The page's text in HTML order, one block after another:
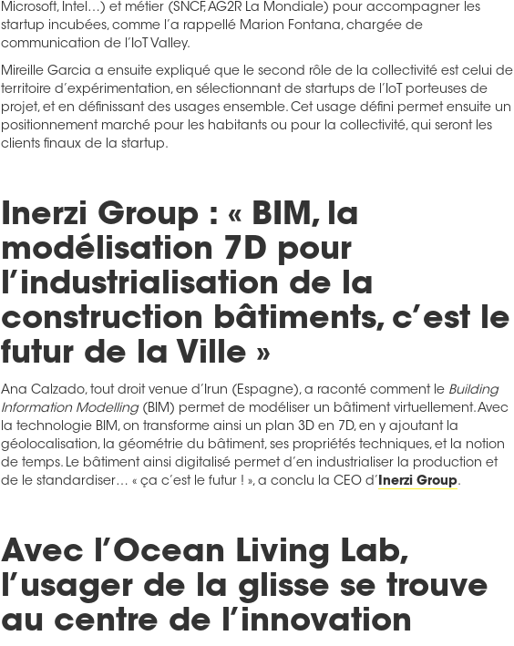
Microsoft, Intel…) et métier (SNCF, AG2R La Mondiale) pour accompagner les
startup incubées, comme l’a rappellé Marion Fontana, chargée de
communication de l’IoT Valley.
Mireille Garcia a ensuite expliqué que le second rôle de la collectivité est celui de
territoire d’expérimentation, en sélectionnant de startups de l’IoT porteuses de
projet, et en définissant des usages ensemble. Cet usage défini permet ensuite un
positionnement marché pour les habitants ou pour la collectivité, qui seront les
clients finaux de la startup.
Inerzi Group : « BIM, la
modélisation 7D pour
l’industrialisation de la
construction bâtiments, c’est le
futur de la Ville »
Ana Calzado, tout droit venue d’Irun (Espagne), a raconté comment le Building
Information Modelling (BIM) permet de modéliser un bâtiment virtuellement. Avec
la technologie BIM, on transforme ainsi un plan 3D en 7D, en y ajoutant la
géolocalisation, la géométrie du bâtiment, ses propriétés techniques, et la notion
de temps. Le bâtiment ainsi digitalisé permet d’en industrialiser la production et
de le standardiser… « ça c’est le futur ! », a conclu la CEO d’ Inerzi Group.
Avec l’Ocean Living Lab,
l’usager de la glisse se trouve
au centre de l’innovation